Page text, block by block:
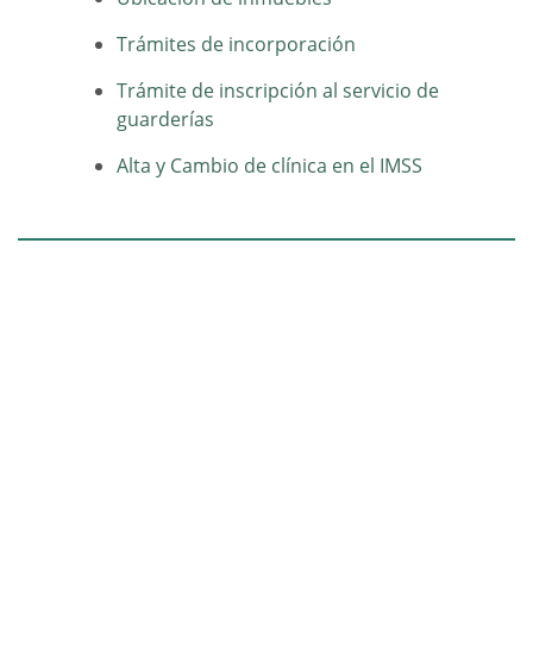
Trámites de incorporación
Trámite de inscripción al servicio de
guarderías
Alta y Cambio de clínica en el IMSS